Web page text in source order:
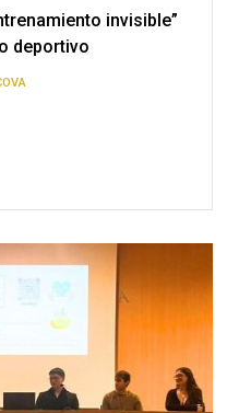
invisible”
deportivo